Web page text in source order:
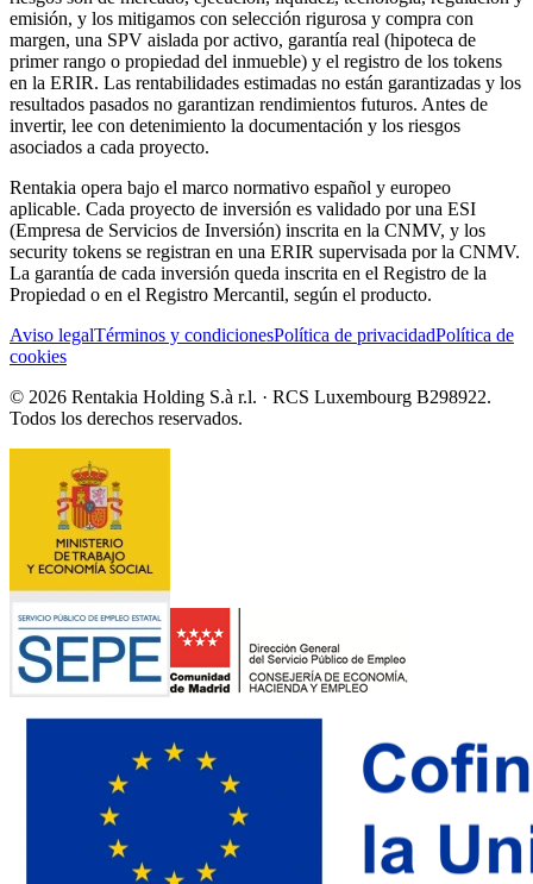
emisión, y los mitigamos con selección rigurosa y compra con
margen, una SPV aislada por activo, garantía real (hipoteca de
primer rango o propiedad del inmueble) y el registro de los tokens
en la ERIR. Las rentabilidades estimadas no están garantizadas y los
resultados pasados no garantizan rendimientos futuros. Antes de
invertir, lee con detenimiento la documentación y los riesgos
asociados a cada proyecto.
Rentakia opera bajo el marco normativo español y europeo
aplicable. Cada proyecto de inversión es validado por una ESI
(Empresa de Servicios de Inversión) inscrita en la CNMV, y los
security tokens se registran en una ERIR supervisada por la CNMV.
La garantía de cada inversión queda inscrita en el Registro de la
Propiedad o en el Registro Mercantil, según el producto.
Aviso legalTérminos y condicionesPolítica de privacidadPolítica de
cookies
© 2026 Rentakia Holding S.à r.l. · RCS Luxembourg B298922.
Todos los derechos reservados.